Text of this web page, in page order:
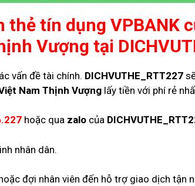
thẻ tín dụng VPBANK
Vượng tại
vấn đề tài chính. DICHVUTHE_RTT227
Nam Thịnh Vượng lấy tiền với phí rẻ
hoặc qua zalo của
nhân dân.
đợi nhân viên đến hỗ trợ giao dịch tận